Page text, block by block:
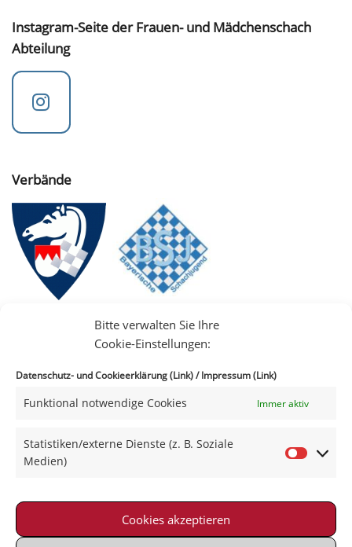
Bitte verwalten Sie Ihre
Cookie-Einstellungen:
Datenschutz- und Cookieerklärung (Link)/Impressum (Link)
Funktional notwendige Cookies Immer aktiv
Statistiken/externe Dienste (z. B. Soziale
Medien)
Cookies akzeptieren
Instagram-Seite der Frauen- und Mädchenschach
Abteilung
Verbände
|Datenschutz|Kontakt